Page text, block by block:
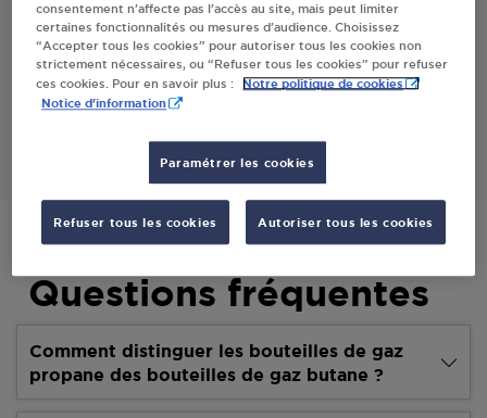
LES VIGNES
STATION ELAN
03160YGRANDE
Questions fréquentes
Comment distinguer les bouteilles de gaz
propane des bouteilles de gaz butane ?
consentement n’affecte pas l’accès au site, mais peut limiter
certaines fonctionnalités ou mesures d’audience. Choisissez
“Accepter tous les cookies” pour autoriser tous les cookies non
strictement nécessaires, ou “Refuser tous les cookies” pour refuser
ces cookies. Pour en savoir plus :
Notre politique de cookies
Notice d'information
Paramétrer les cookies
Refuser tous les cookies Autoriser tous les cookies